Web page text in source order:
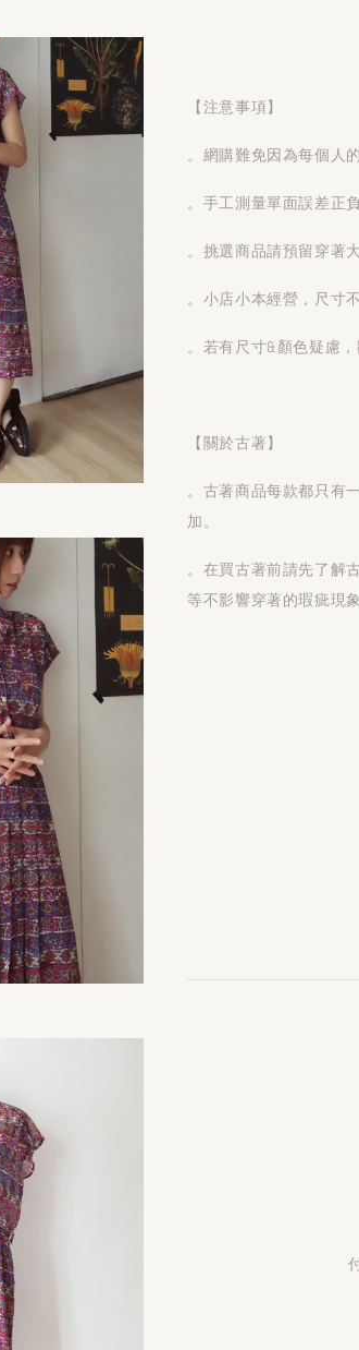
【注意事項】
。網購難免因為每個人
。手工測量單面誤差正
。挑選商品請預留穿著
。小店小本經營，尺寸
。若有尺寸&顏色疑慮
【關於古著】
。古著商品每款都只有
加。
。在買古著前請先了解
等不影響穿著的瑕疵現